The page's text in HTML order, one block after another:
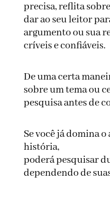
precisa, reflita
dar ao seu leitor
argumento ou sua
críveis e confiáveis.
De uma certa
sobre um tema ou
pesquisa antes de
Se você já domina
história,
poderá pesquisar
dependendo de